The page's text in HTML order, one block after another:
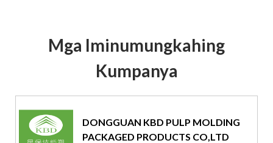
Mga Iminumungkahing
Kumpanya
DONGGUAN KBD PULP MOLDING
PACKAGED PRODUCTS CO,LTD